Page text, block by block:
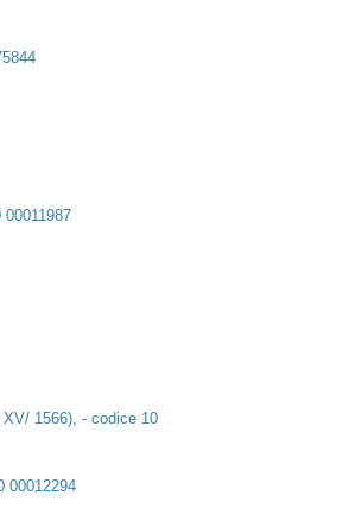
1566), - codice 10
00012294